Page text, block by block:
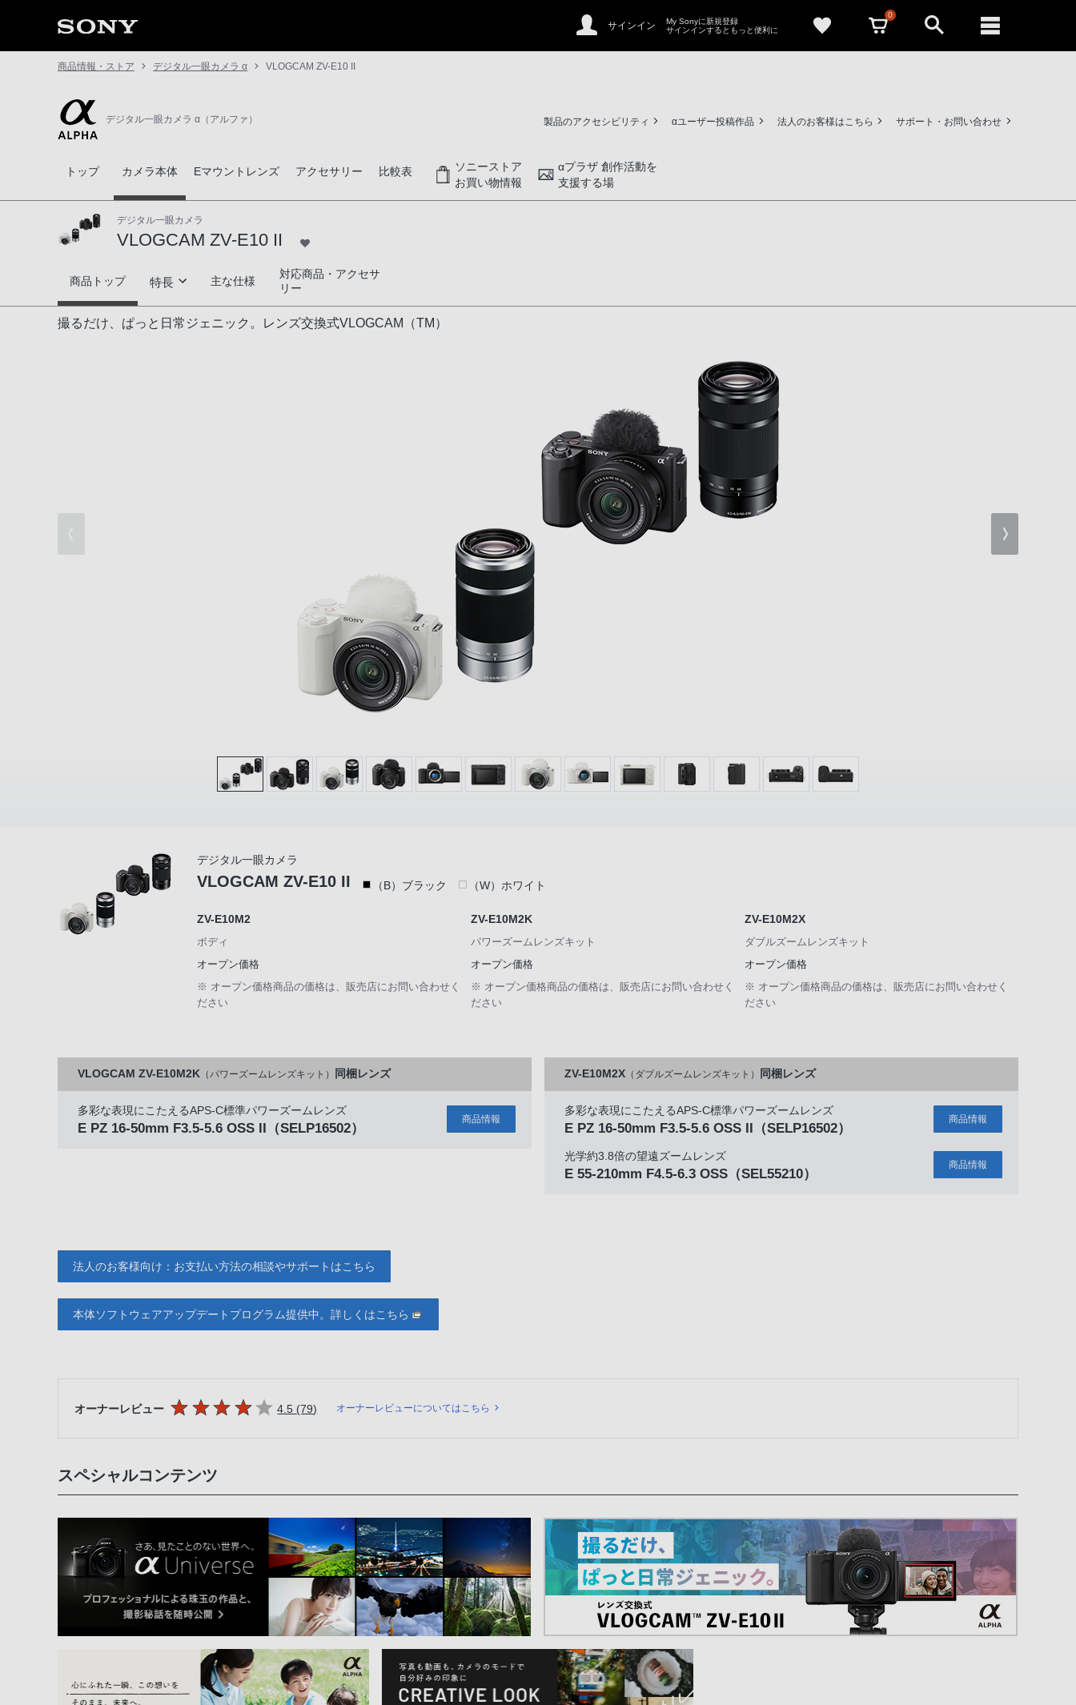
サインイン
My Sonyに新規登録
サインインするともっと便利に
0
商品情報・ストア デジタル一眼カメラ α VLOGCAM ZV-E10 II
デジタル一眼カメラ α（アルファ） 製品のアクセシビリティ αユーザー投稿作品 法人のお客様はこちら サポート・お問い合わせ
トップ カメラ本体 Eマウントレンズ アクセサリー 比較表
ソニーストア
お買い物情報
αプラザ 創作活動を
支援する場
デジタル一眼カメラ
VLOGCAM ZV-E10 II
VLOGCAM ZV-E10 II
商品トップ 特長
多彩な表現を追求できる描写力
主な仕様
対応商品・アクセサ
リー
撮るだけ、ぱっと日常ジェニック。レンズ交換式VLOGCAM（TM）
デジタル一眼カメラ
VLOGCAM ZV-E10 II （B）ブラック （W）ホワイト
ZV-E10M2
ボディ
オープン価格
※ オープン価格商品の価格は、販売店にお問い合わせく
ださい
ZV-E10M2K
パワーズームレンズキット
オープン価格
※ オープン価格商品の価格は、販売店にお問い合わせく
ださい
ZV-E10M2X
ダブルズームレンズキット
オープン価格
※ オープン価格商品の価格は、販売店にお問い合わせく
ださい
VLOGCAM ZV-E10M2K （パワーズームレンズキット） 同梱レンズ
多彩な表現にこたえるAPS-C標準パワーズームレンズ
E PZ 16-50mm F3.5-5.6 OSS II （SELP16502）
商品情報
ZV-E10M2X （ダブルズームレンズキット） 同梱レンズ
多彩な表現にこたえるAPS-C標準パワーズームレンズ
E PZ 16-50mm F3.5-5.6 OSS II （SELP16502）
商品情報
光学約3.8倍の望遠ズームレンズ
E 55-210mm F4.5-6.3 OSS （SEL55210）
商品情報
法人のお客様向け：お支払い方法の相談やサポートはこちら
本体ソフトウェアアップデートプログラム提供中。詳しくはこちら
オーナーレビュー 5つの星のうち
4.5 (79件のレビュー
) オーナーレビューについてはこちら
スペシャルコンテンツ